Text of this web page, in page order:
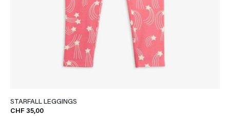
STARFALL LEGGINGS
CHF 35,00